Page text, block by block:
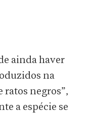
ainda haver
na
ratos negros”,
a espécie se